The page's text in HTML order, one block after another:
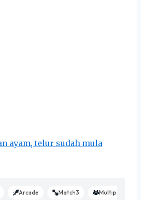
ayam, telur sudah mula